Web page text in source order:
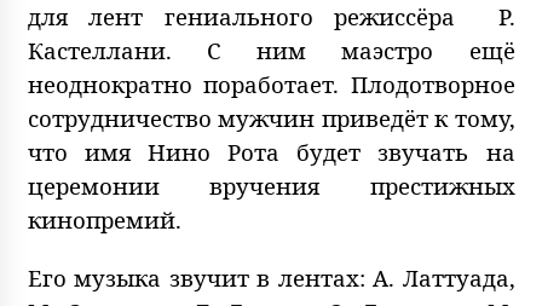
для лент гениального режиссёра Р.
Кастеллани. С ним маэстро ещё
неоднократно поработает. Плодотворное
сотрудничество мужчин приведёт к тому,
что имя Нино Рота будет звучать на
церемонии вручения престижных
кинопремий.
Его музыка звучит в лентах: А. Латтуада,